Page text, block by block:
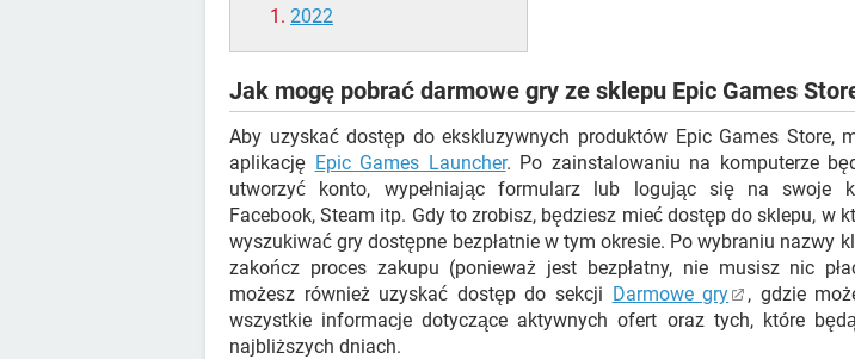
2022
Jak mogę pobrać darmowe gry ze sklepu Epic Games
Aby uzyskać dostęp do ekskluzywnych produktów Epic Games Store,
aplikację Epic Games Launcher. Po zainstalowaniu na komputerze
utworzyć konto, wypełniając formularz lub logując się na swoje
Facebook, Steam itp. Gdy to zrobisz, będziesz mieć dostęp do sklepu, w
wyszukiwać gry dostępne bezpłatnie w tym okresie. Po wybraniu nazwy
zakończ proces zakupu (ponieważ jest bezpłatny, nie musisz nic
możesz również uzyskać dostęp do sekcji Darmowe gry
, gdzie
wszystkie informacje dotyczące aktywnych ofert oraz tych, które
najbliższych dniach.